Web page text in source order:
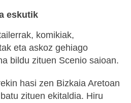
eskutik
komikiak,
eta askoz gehiago
bildu zituen Scenio saioan.
hasi zen Bizkaia Aretoan
zituen ekitaldia. Hiru